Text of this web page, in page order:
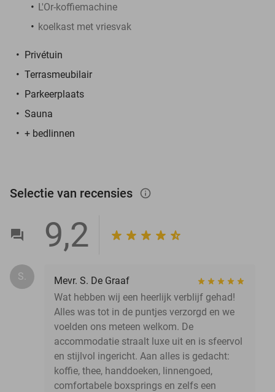
L'Or-koffiemachine
koelkast met vriesvak
Privétuin
Terrasmeubilair
Parkeerplaats
Sauna
+ bedlinnen
Selectie van recensies info_outlined
9,2
S.
Mevr. S. De Graaf
Wat hebben wij een heerlijk verblijf gehad!
Alles was tot in de puntjes verzorgd en we
voelden ons meteen welkom. De
accommodatie straalt luxe uit en is sfeervol
en stijlvol ingericht. Aan alles is gedacht:
koffie, thee, handdoeken, linnengoed,
comfortabele boxsprings en zelfs een